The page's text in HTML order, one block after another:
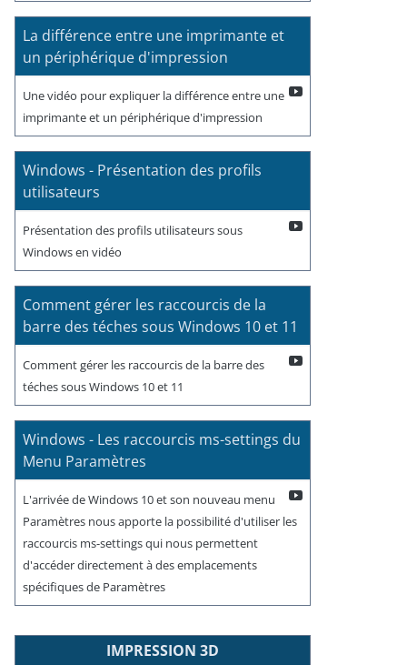
La différence entre une imprimante et
un périphérique d'impression
Une vidéo pour expliquer la différence entre une
imprimante et un périphérique d'impression
Windows - Présentation des profils
utilisateurs
Présentation des profils utilisateurs sous
Windows en vidéo
Comment gérer les raccourcis de la
barre des téches sous Windows 10 et 11
Comment gérer les raccourcis de la barre des
téches sous Windows 10 et 11
Windows - Les raccourcis ms-settings du
Menu Paramètres
L'arrivée de Windows 10 et son nouveau menu
Paramètres nous apporte la possibilité d'utiliser les
raccourcis ms-settings qui nous permettent
d'accéder directement à des emplacements
spécifiques de Paramètres
IMPRESSION 3D